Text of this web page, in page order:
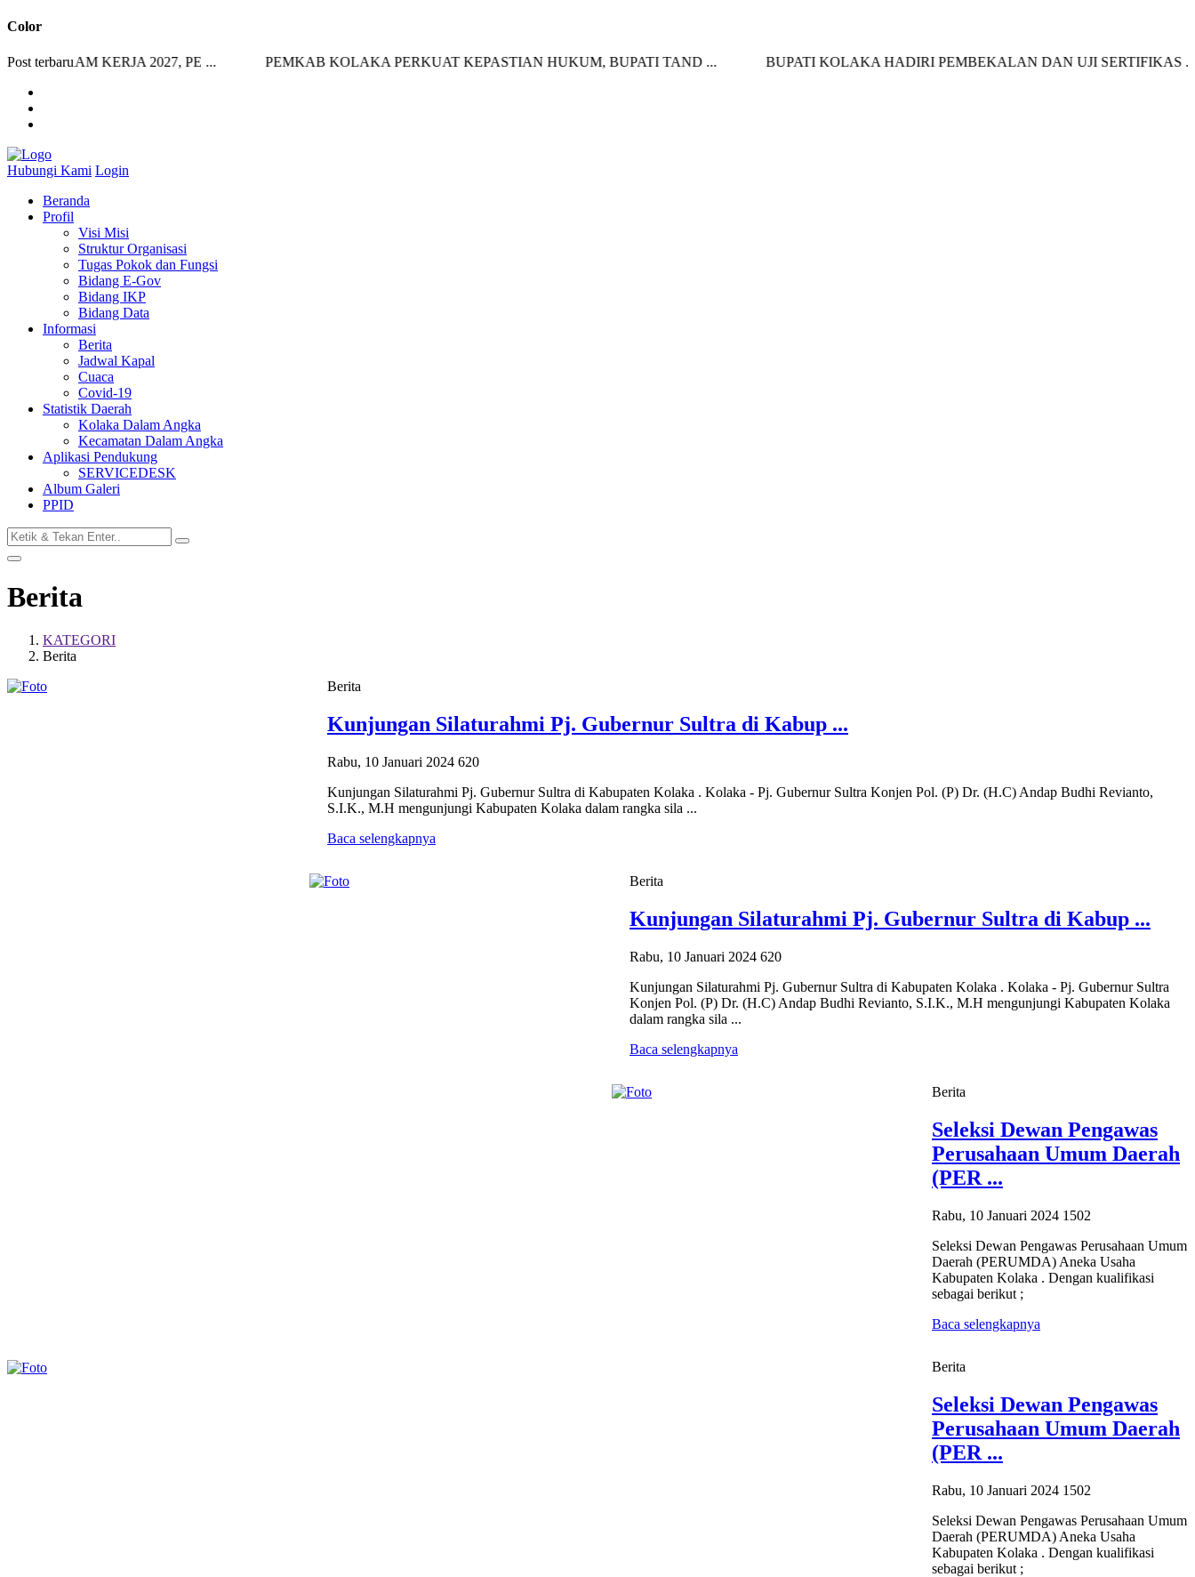
Color
Post terbaruKERJA 2027, PE ... PEMKAB KOLAKA PERKUAT KEPASTIAN HUKUM, BUPATI TAND ... BUPATI KOLAKA HADIRI PEMBEKALAN DAN UJI SERTIFIKAS ...
Hubungi Kami Login
Beranda
Profil
Visi Misi
Struktur Organisasi
Tugas Pokok dan Fungsi
Bidang E-Gov
Bidang IKP
Bidang Data
Informasi
Berita
Jadwal Kapal
Cuaca
Covid-19
Statistik Daerah
Kolaka Dalam Angka
Kecamatan Dalam Angka
Aplikasi Pendukung
SERVICEDESK
Album Galeri
PPID
Berita
KATEGORI
Berita
Berita
Kunjungan Silaturahmi Pj. Gubernur Sultra di Kabup ...
Rabu, 10 Januari 2024 620
Kunjungan Silaturahmi Pj. Gubernur Sultra di Kabupaten Kolaka . Kolaka - Pj. Gubernur Sultra Konjen Pol. (P) Dr. (H.C) Andap Budhi Revianto,
S.I.K., M.H mengunjungi Kabupaten Kolaka dalam rangka sila ...
Baca selengkapnya
Berita
Kunjungan Silaturahmi Pj. Gubernur Sultra di Kabup ...
Rabu, 10 Januari 2024 620
Kunjungan Silaturahmi Pj. Gubernur Sultra di Kabupaten Kolaka . Kolaka - Pj. Gubernur Sultra
Konjen Pol. (P) Dr. (H.C) Andap Budhi Revianto, S.I.K., M.H mengunjungi Kabupaten Kolaka
dalam rangka sila ...
Baca selengkapnya
Berita
Seleksi Dewan Pengawas
Perusahaan Umum Daerah
(PER ...
Rabu, 10 Januari 2024 1502
Seleksi Dewan Pengawas Perusahaan Umum
Daerah (PERUMDA) Aneka Usaha
Kabupaten Kolaka . Dengan kualifikasi
sebagai berikut ;
Baca selengkapnya
Berita
Seleksi Dewan Pengawas
Perusahaan Umum Daerah
(PER ...
Rabu, 10 Januari 2024 1502
Seleksi Dewan Pengawas Perusahaan Umum
Daerah (PERUMDA) Aneka Usaha
Kabupaten Kolaka . Dengan kualifikasi
sebagai berikut ;